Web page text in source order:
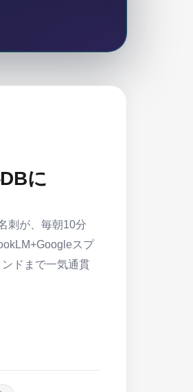
に
刺が、毎朝10分
スプ
ドまで一気通貫